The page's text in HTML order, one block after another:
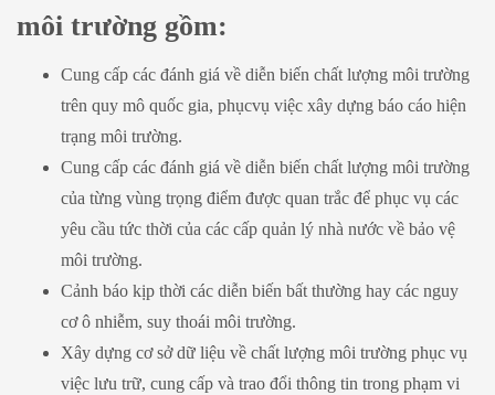
môi trường gồm:
Cung cấp các đánh giá về diễn biến chất lượng môi trường
trên quy mô quốc gia, phụcvụ việc xây dựng báo cáo hiện
trạng môi trường.
Cung cấp các đánh giá về diễn biến chất lượng môi trường
của từng vùng trọng điểm được quan trắc để phục vụ các
yêu cầu tức thời của các cấp quản lý nhà nước về bảo vệ
môi trường.
Cảnh báo kịp thời các diễn biến bất thường hay các nguy
cơ ô nhiễm, suy thoái môi trường.
Xây dựng cơ sở dữ liệu về chất lượng môi trường phục vụ
việc lưu trữ, cung cấp và trao đổi thông tin trong phạm vi